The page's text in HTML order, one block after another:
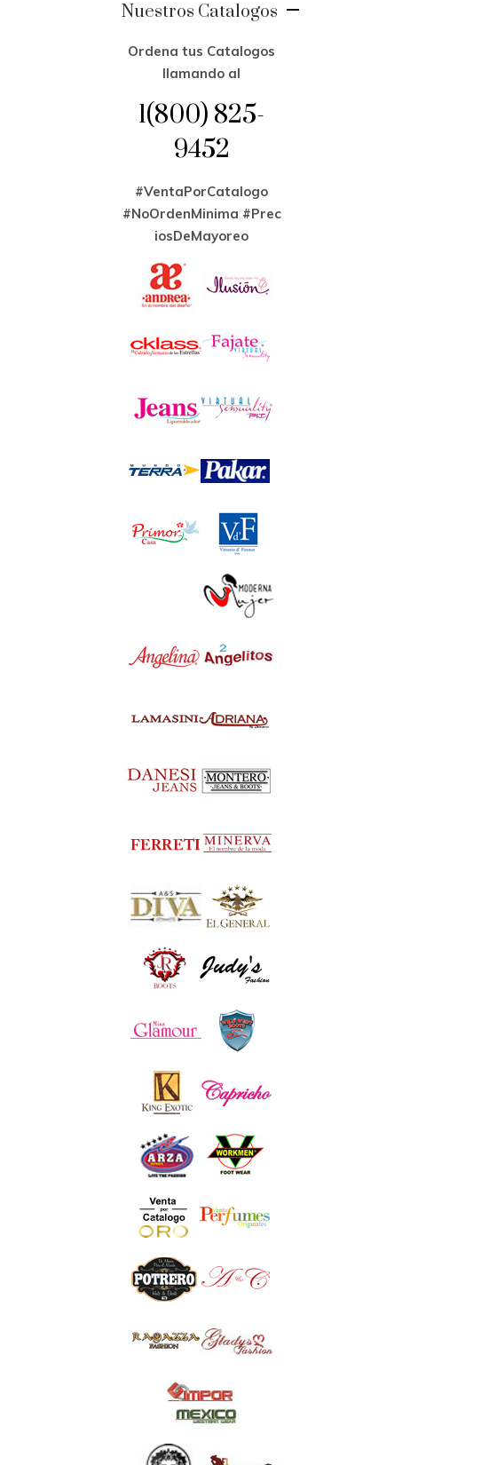
Nuestros Catalogos
Ordena tus Catalogos
llamando al
1(800) 825-
9452
#VentaPorCatalogo
#NoOrdenMinima #Prec
iosDeMayoreo